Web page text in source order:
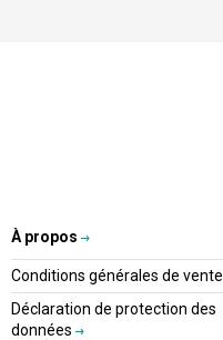
À propos
Conditions générales de vente
Déclaration de protection des
données